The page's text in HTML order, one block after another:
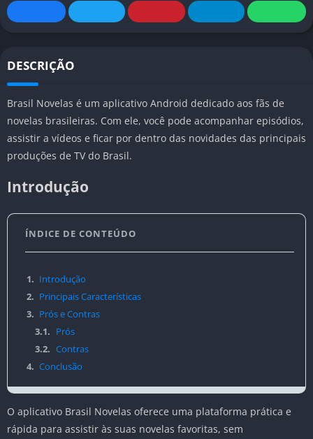
DESCRIÇÃO
Brasil Novelas é um aplicativo Android dedicado aos fãs de
novelas brasileiras. Com ele, você pode acompanhar episódios,
assistir a vídeos e ficar por dentro das novidades das principais
produções de TV do Brasil.
Introdução
ÍNDICE DE CONTEÚDO
1. Introdução
2. Principais Características
3. Prós e Contras
3.1. Prós
3.2. Contras
4. Conclusão
O aplicativo Brasil Novelas oferece uma plataforma prática e
rápida para assistir às suas novelas favoritas, sem